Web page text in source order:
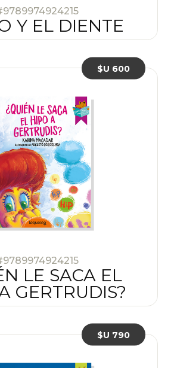
Y EL DIENTE
LE SACA EL
GERTRUDIS?
$U 600
$U 790